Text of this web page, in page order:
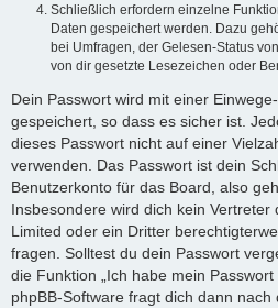
Schließlich erfordern einzelne
Daten gespeichert werden. Dazu
bei Umfragen, der Gelesen-Status
von dir gesetzte Lesezeichen oder
Dein Passwort wird mit einer
gespeichert, so dass es sicher ist.
dieses Passwort nicht auf einer
verwenden. Das Passwort ist dein
Benutzerkonto für das Board, also
Insbesondere wird dich kein Vertreter
Limited oder ein Dritter
fragen. Solltest du dein Passwort
die Funktion „Ich habe mein
phpBB-Software fragt dich dann